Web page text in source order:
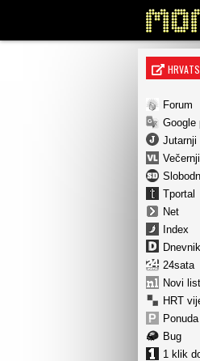
Forum
Google
Jutarnji
Večernji
Tportal
Net
Index
Dnevnik
24sata
Novi list
HRT
Bug
1 klik